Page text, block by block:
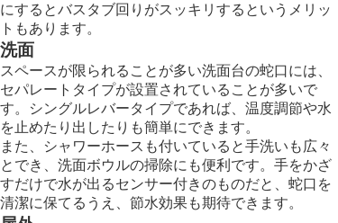
にするとバスタブ回りがスッキリするというメリッ
トもあります。
洗面
スペースが限られることが多い洗面台の蛇口には、
セパレートタイプが設置されていることが多いで
す。シングルレバータイプであれば、温度調節や水
を止めたり出したりも簡単にできます。
また、シャワーホースも付いていると手洗いも広々
とでき、洗面ボウルの掃除にも便利です。手をかざ
すだけで水が出るセンサー付きのものだと、蛇口を
清潔に保てるうえ、節水効果も期待できます。